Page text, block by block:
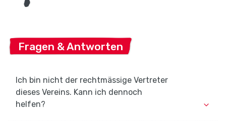
Fragen & Antworten
Ich bin nicht der rechtmässige Vertreter
dieses Vereins. Kann ich dennoch
helfen?